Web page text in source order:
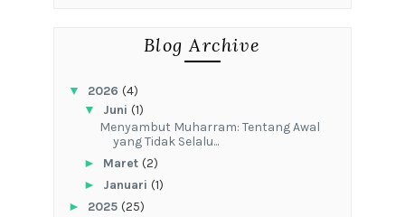
Blog Archive
▼ 2026 (4)
▼ Juni (1)
Menyambut Muharram: Tentang Awal
yang Tidak Selalu...
► Maret (2)
► Januari (1)
► 2025 (25)